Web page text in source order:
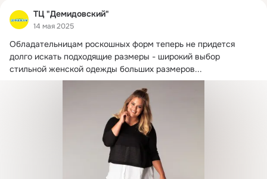
ТЦ "Демидовский"
14 мая 2025
Обладательницам роскошных форм теперь не придется
долго искать подходящие размеры - широкий выбор
стильной женской одежды больших размеров...